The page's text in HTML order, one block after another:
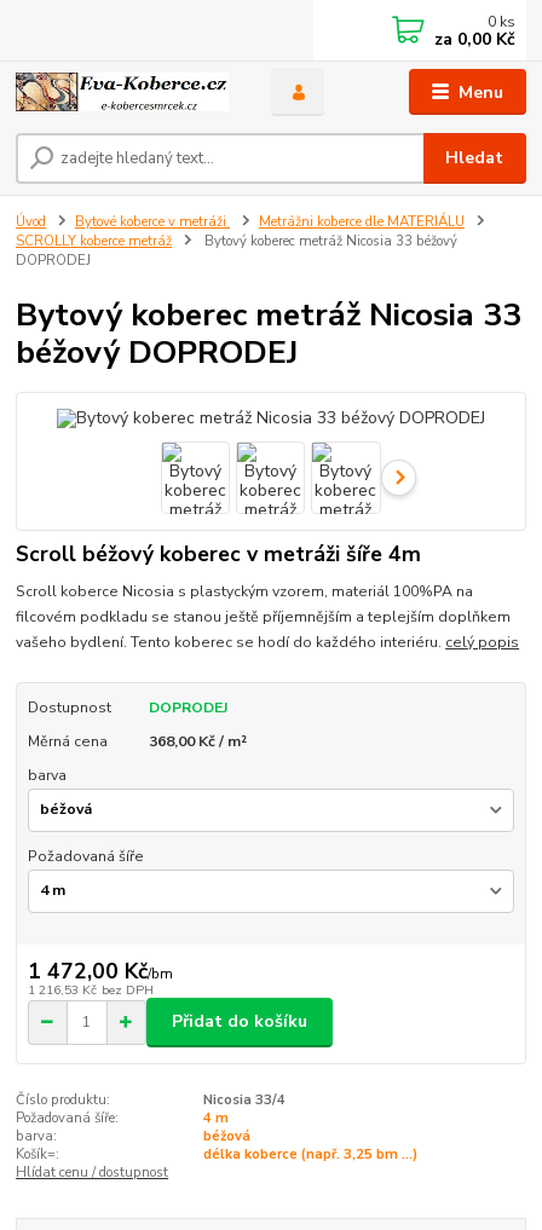
Menu
Hledat
0 ks
za 0,00 Kč
Úvod Bytové koberce v metráži
Metrážni koberce dle MATERIÁLU
SCROLLY koberce metráž
Bytový koberec metráž Nicosia 33 béžový
DOPRODEJ
Bytový koberec metráž Nicosia 33
béžový DOPRODEJ
Scroll béžový koberec v metráži šíře 4m
Scroll koberce Nicosia s plastyckým vzorem, materiál 100%PA na
filcovém podkladu se stanou ještě příjemnějším a teplejším doplňkem
vašeho bydlení. Tento koberec se hodí do každého interiéru. celý popis
Dostupnost
DOPRODEJ
Měrná cena
368,00 Kč / m²
barva
Požadovaná šíře
1 472,00 Kč/bm
1 216,53 Kč bez DPH
Přidat do košíku
Číslo produktu:
Nicosia 33/4
Požadovaná šíře:
4 m
barva:
béžová
Košík=:
délka koberce (např. 3,25 bm ...)
Hlídat cenu / dostupnost